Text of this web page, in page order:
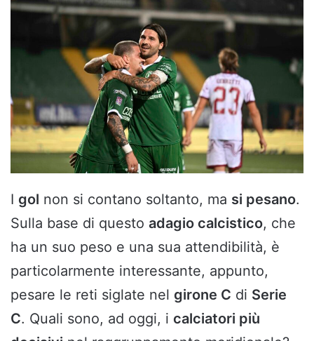
I gol non si contano soltanto, ma si pesano.
Sulla base di questo adagio calcistico, che
ha un suo peso e una sua attendibilità, è
particolarmente interessante, appunto,
pesare le reti siglate nel girone C di Serie
C. Quali sono, ad oggi, i calciatori più